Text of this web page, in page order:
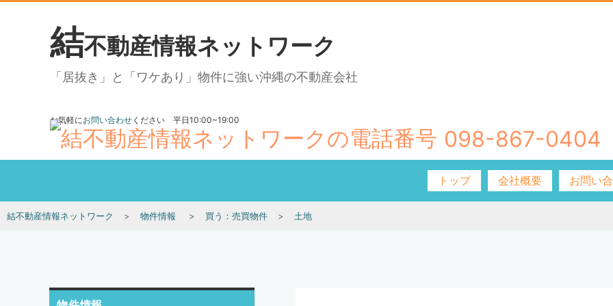
結不動産情報ネットワーク
「居抜き」と「ワケあり」物件に強い沖縄の不動産会社
お気軽にお問い合わせ ください 平日10:00~19:00
098-867-0404
トップ 会社概要 お問い
結不動産情報ネットワーク 物件情報 買う：売買物件 土地